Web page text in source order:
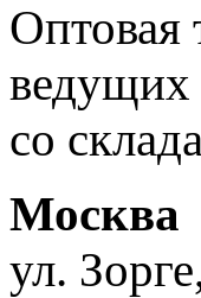
Оптовая
ведущих
со
Москва
ул.